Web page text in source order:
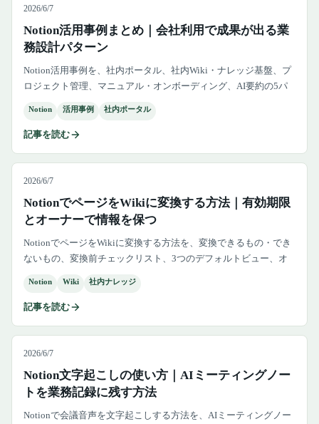
2026/6/7
Notion活用事例まとめ｜会社利用で成果が出る業
務設計パターン
Notion活用事例を、社内ポータル、社内Wiki・ナレッジ基盤、プ
ロジェクト管理、マニュアル・オンボーディング、AI要約の5パ
Notion 活用事例 社内ポータル
記事を読む
2026/6/7
NotionでページをWikiに変換する方法｜有効期限
とオーナーで情報を保つ
NotionでページをWikiに変換する方法を、変換できるもの・でき
ないもの、変換前チェックリスト、3つのデフォルトビュー、オ
Notion Wiki 社内ナレッジ
記事を読む
2026/6/7
Notion文字起こしの使い方｜AIミーティングノー
トを業務記録に残す方法
Notionで会議音声を文字起こしする方法を、AIミーティングノー